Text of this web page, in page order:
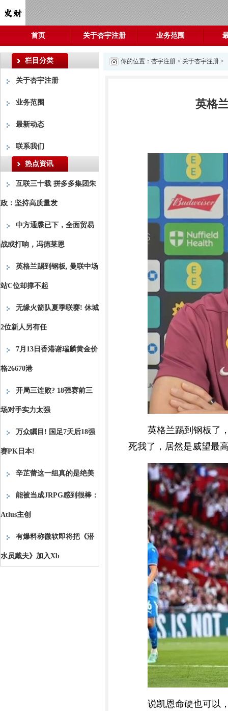
首页 关于杏宇注册 业务范围
栏目分类
关于杏宇注册
业务范围
最新动态
联系我们
热点资讯
互联三十载 拼多多集团朱
政：坚持高质量发
中方通牒已下，全面贸易
战或打响，冯德莱恩
英格兰踢到钢板, 曼联中场
站C位却撑不起
无缘火箭队夏季联赛! 休城
2位新人另有任
7月13日香港谢瑞麟黄金价
格26670港
开局三连败? 18强赛前三
场对手实力太强
万众瞩目! 国足7天后18强
赛PK日本!
辛芷蕾这一组真的是绝美
能被当成JRPG感到很棒：
Atlus主创
有爆料称微软即将把《潜
水员戴夫》加入Xb
你的位置： 杏宇注册 > 关于杏宇注册 >
英格
英格兰踢到钢板了
死我了，居然是威望最
说凯恩命硬也可以